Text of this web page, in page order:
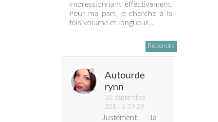
impressionnant effectivement.
Pour ma part, je cherche à la
fois volume et longueur...
Répondre
Autourde
rynn
30 septembre
2014 à 09:29
Justement la